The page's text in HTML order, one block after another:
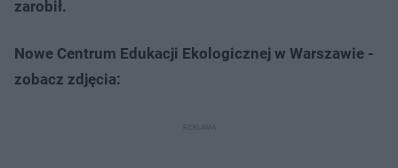
zarobił.
Nowe Centrum Edukacji Ekologicznej w Warszawie -
zobacz zdjęcia: